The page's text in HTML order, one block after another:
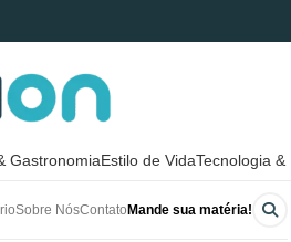
GastronomiaEstilo de VidaTecnologia &
Sobre NósContato Mande sua matéria!